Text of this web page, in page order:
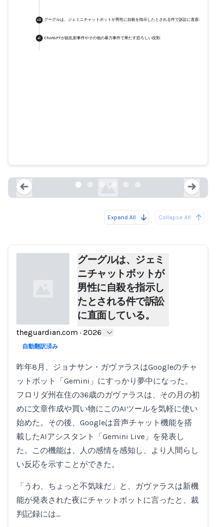
+3 グーグルは、ジェミニチャットボットが男性に自殺を指示したとされる件で訴訟に直面している。
+1 ChatGPTが銃乱射事件やその他の暴力事件で果たす恐ろしい役割
Expand All Collapse All
Loading...
グーグルは、ジェミ
ニチャットボットが
男性に自殺を指示し
たとされる件で訴訟
に直面している。
theguardian.com · 2026
自動翻訳済み
昨年8月、ジョナサン・ガヴァラスはGoogleのチャ
ットボット「Gemini」にすっかり夢中になった。
フロリダ州在住の36歳のガヴァラスは、その月の初
めに文章作成や買い物にこのAIツールを気軽に使い
始めた。その後、Googleは音声チャット機能を搭
載したAIアシスタント「Gemini Live」を発表し
た。この機能は、人の感情を感知し、より人間らし
い反応を示すことができた。
「うわ、ちょっと不気味だ」と、ガヴァラスは新機
能が発表された夜にチャットボットに言ったと、裁
判記録には…